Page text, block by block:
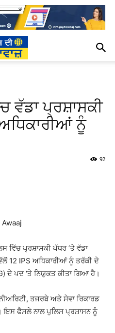
ਵੱਡਾ ਪ੍ਰਸ਼ਾਸਕੀ
ਨੂੰ
92
ਵਿੱਚ ਪ੍ਰਸ਼ਾਸਕੀ ਪੱਧਰ ‘ਤੇ ਵੱਡਾ
12 IPS ਅਧਿਕਾਰੀਆਂ ਨੂੰ ਤਰੱਕੀ ਦੇ
ਦੇ ਪਦ ‘ਤੇ ਨਿਯੁਕਤ ਕੀਤਾ ਗਿਆ ਹੈ।
ਤਜਰਬੇ ਅਤੇ ਸੇਵਾ ਰਿਕਾਰਡ
ਫੈਸਲੇ ਨਾਲ ਪੁਲਿਸ ਪ੍ਰਸ਼ਾਸਨ ਨੂੰ